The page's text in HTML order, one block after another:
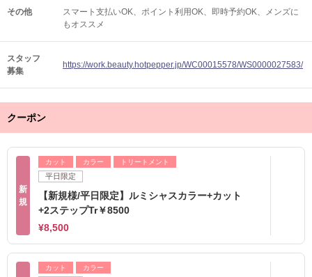
その他 スマート支払いOK ポイント利用OK 即時予約OK
メンズに
もオススメ
スタッフ
募集
https://work.beauty.hotpepper.jp/WC00015578/WS0000027583/
クーポン
新
規
カット カラー トリートメント
平日限定
【新規様/平日限定】ルミシャスカラー+カット
+2ステップTr￥8500
¥8,500
カット カラー